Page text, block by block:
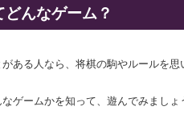
んなゲーム？
ある人なら、将棋の駒やルールを
ゲームかを知って、遊んでみましょ